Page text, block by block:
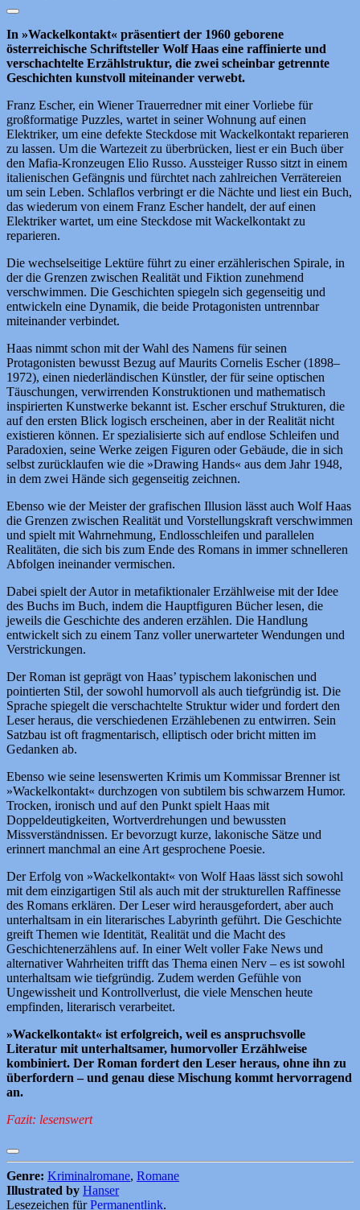
In »Wackelkontakt« präsentiert der 1960 geborene
österreichische Schriftsteller Wolf Haas eine raffinierte und
verschachtelte Erzählstruktur, die zwei scheinbar getrennte
Geschichten kunstvoll miteinander verwebt.
Franz Escher, ein Wiener Trauerredner mit einer Vorliebe für
großformatige Puzzles, wartet in seiner Wohnung auf einen
Elektriker, um eine defekte Steckdose mit Wackelkontakt reparieren
zu lassen. Um die Wartezeit zu überbrücken, liest er ein Buch über
den Mafia-Kronzeugen Elio Russo. Aussteiger Russo sitzt in einem
italienischen Gefängnis und fürchtet nach zahlreichen Verrätereien
um sein Leben. Schlaflos verbringt er die Nächte und liest ein Buch,
das wiederum von einem Franz Escher handelt, der auf einen
Elektriker wartet, um eine Steckdose mit Wackelkontakt zu
reparieren.
Die wechselseitige Lektüre führt zu einer erzählerischen Spirale, in
der die Grenzen zwischen Realität und Fiktion zunehmend
verschwimmen. Die Geschichten spiegeln sich gegenseitig und
entwickeln eine Dynamik, die beide Protagonisten untrennbar
miteinander verbindet.
Haas nimmt schon mit der Wahl des Namens für seinen
Protagonisten bewusst Bezug auf Maurits Cornelis Escher (1898–
1972), einen niederländischen Künstler, der für seine optischen
Täuschungen, verwirrenden Konstruktionen und mathematisch
inspirierten Kunstwerke bekannt ist. Escher erschuf Strukturen, die
auf den ersten Blick logisch erscheinen, aber in der Realität nicht
existieren können. Er spezialisierte sich auf endlose Schleifen und
Paradoxien, seine Werke zeigen Figuren oder Gebäude, die in sich
selbst zurücklaufen wie die »Drawing Hands« aus dem Jahr 1948,
in dem zwei Hände sich gegenseitig zeichnen.
Ebenso wie der Meister der grafischen Illusion lässt auch Wolf Haas
die Grenzen zwischen Realität und Vorstellungskraft verschwimmen
und spielt mit Wahrnehmung, Endlosschleifen und parallelen
Realitäten, die sich bis zum Ende des Romans in immer schnelleren
Abfolgen ineinander vermischen.
Dabei spielt der Autor in metafiktionaler Erzählweise mit der Idee
des Buchs im Buch, indem die Hauptfiguren Bücher lesen, die
jeweils die Geschichte des anderen erzählen. Die Handlung
entwickelt sich zu einem Tanz voller unerwarteter Wendungen und
Verstrickungen.
Der Roman ist geprägt von Haas’ typischem lakonischen und
pointierten Stil, der sowohl humorvoll als auch tiefgründig ist. Die
Sprache spiegelt die verschachtelte Struktur wider und fordert den
Leser heraus, die verschiedenen Erzählebenen zu entwirren. Sein
Satzbau ist oft fragmentarisch, elliptisch oder bricht mitten im
Gedanken ab.
Ebenso wie seine lesenswerten Krimis um Kommissar Brenner ist
»Wackelkontakt« durchzogen von subtilem bis schwarzem Humor.
Trocken, ironisch und auf den Punkt spielt Haas mit
Doppeldeutigkeiten, Wortverdrehungen und bewussten
Missverständnissen. Er bevorzugt kurze, lakonische Sätze und
erinnert manchmal an eine Art gesprochene Poesie.
Der Erfolg von »Wackelkontakt« von Wolf Haas lässt sich sowohl
mit dem einzigartigen Stil als auch mit der strukturellen Raffinesse
des Romans erklären. Der Leser wird herausgefordert, aber auch
unterhaltsam in ein literarisches Labyrinth geführt. Die Geschichte
greift Themen wie Identität, Realität und die Macht des
Geschichtenerzählens auf. In einer Welt voller Fake News und
alternativer Wahrheiten trifft das Thema einen Nerv – es ist sowohl
unterhaltsam wie tiefgründig. Zudem werden Gefühle von
Ungewissheit und Kontrollverlust, die viele Menschen heute
empfinden, literarisch verarbeitet.
»Wackelkontakt« ist erfolgreich, weil es anspruchsvolle
Literatur mit unterhaltsamer, humorvoller Erzählweise
kombiniert. Der Roman fordert den Leser heraus, ohne ihn zu
überfordern – und genau diese Mischung kommt hervorragend
an.
Fazit: lesenswert
Genre: Kriminalromane, Romane
Illustrated by Hanser
Lesezeichen fürPermanentlink.